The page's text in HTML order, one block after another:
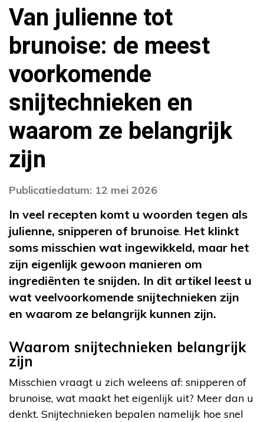
Van julienne tot
brunoise: de meest
voorkomende
snijtechnieken en
waarom ze belangrijk
zijn
Publicatiedatum: 12 mei 2026
In veel recepten komt u woorden tegen als
julienne, snipperen of brunoise. Het klinkt
soms misschien wat ingewikkeld, maar het
zijn eigenlijk gewoon manieren om
ingrediënten te snijden. In dit artikel leest u
wat veelvoorkomende snijtechnieken zijn
en waarom ze belangrijk kunnen zijn.
Waarom snijtechnieken belangrijk
zijn
Misschien vraagt u zich weleens af: snipperen of
brunoise, wat maakt het eigenlijk uit? Meer dan u
denkt. Snijtechnieken bepalen namelijk hoe snel